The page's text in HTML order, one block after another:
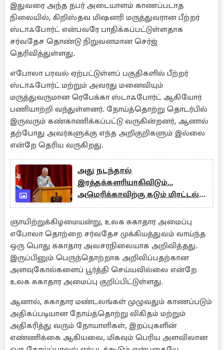
இதுவரை அந்த நபர் அடையாளம் காணப்படாத
நிலையில், கிறிஸ்தவ மிஷனரி மருத்துவரான பீற்றர்
ஸ்டாஃபோர்ட் என்பவரே பாதிக்கப்பட்டுள்ளதாக
சர்வதேச தொண்டு நிறுவனமான செர்ஜ்
தெரிவித்துள்ளது.
எபோலா பரவல் ஏற்பட்டுள்ளப் பகுதிகளில் பீற்றர்
ஸ்டாஃபோர்ட் மற்றும் அவரது மனைவியும்
மருத்துவருமான ரெபேக்கா ஸ்டாஃபோர்ட் ஆகியோர்
பணியாற்றி வந்துள்ளனர். நோய்த்தொற்று தொடர்பில்
இருவரும் கண்காணிக்கப்பட்டு வருகின்றனர், ஆனால்
தற்போது அவர்களுக்கு எந்த அறிகுறிகளும் இல்லை
என்றே தெரிய வருகிறது.
அது நடந்தால்
இரத்தக்களரியாகிவிடும்...
அமெரிக்காவிற்கு கடும் மிரட்டல்
விடுத்த நாடு
ஞாயிற்றுக்கிழமையன்று, உலக சுகாதார அமைப்பு
எபோலா தொற்றை சர்வதேச முக்கியத்துவம் வாய்ந்த
ஒரு பொது சுகாதார அவசரநிலையாக அறிவித்தது.
இருப்பினும் பெருந்தொற்றாக அறிவிப்பதற்கான
அளவுகோல்களைப் பூர்த்தி செய்யவில்லை என்றே
உலக சுகாதார அமைப்பு குறிப்பிட்டுள்ளது.
ஆனால், சுகாதார மண்டலங்கள் முழுவதும் காணப்படும்
அதிகப்படியான நோய்த்தொற்று விகிதம் மற்றும்
அதிகரித்து வரும் நோயாளிகள், இறப்புகளின்
எண்ணிக்கை ஆகியவை, மிகவும் பெரிய அளவிலான